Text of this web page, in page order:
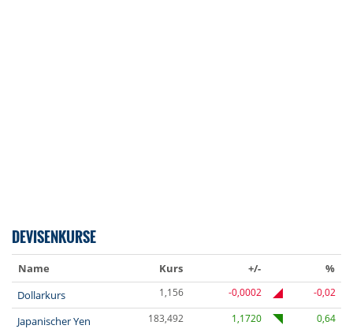
DEVISENKURSE
Name Kurs +/-
%
Dollarkurs
1,156 -0,0002 -0,02
Japanischer Yen 183,492 1,1720 0,64